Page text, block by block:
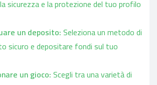
sicurezza e la protezione del tuo profilo
un deposito:Seleziona un metodo di
sicuro e depositare fondi sul tuo
un gioco:Scegli tra una varietà di